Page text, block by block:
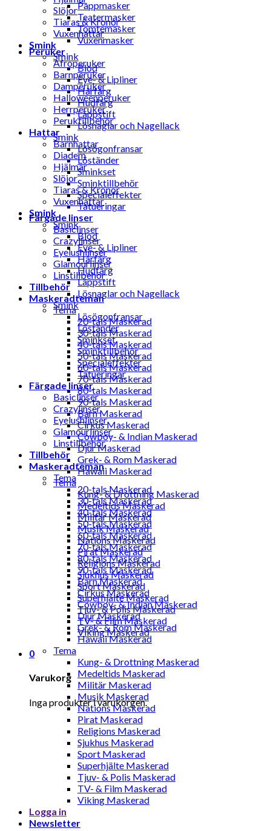
Slöjor
Tiaras & Kronor
Vuxenhattar
Smink
Smink
Blod
Eye- & Lipliner
Hårfärg
Hudfärg
Läppstift
Lösnaglar och Nagellack
Smink
Lösögonfransar
Löständer
Sminkset
Sminktillbehör
Specialeffekter
Tatueringar
Färgade linser
Basiclinser
Crazylinser
Eyelushlinser
Glamourlinser
Linstillbehör
Tillbehör
Maskeradteman
Tema
20-tals Maskerad
30-tals Maskerad
40-tals Maskerad
50-tals Maskerad
60-tals Maskerad
70-tals Maskerad
80-tals Maskerad
90-tals Maskerad
Barn Maskerad
Cirkus Maskerad
Cowboy- & Indian Maskerad
Djur Maskerad
Grek- & Rom Maskerad
Hawaii Maskerad
Tema
Kung- & Drottning Maskerad
Medeltids Maskerad
Militär Maskerad
Musik Maskerad
Nations Maskerad
Pirat Maskerad
Religions Maskerad
Sjukhus Maskerad
Sport Maskerad
Superhjälte Maskerad
Tjuv- & Polis Maskerad
TV- & Film Maskerad
Viking Maskerad
0
Varukorg
Inga produkter i varukorgen.
Pappmasker
Teatermasker
Tomtemasker
Vuxenmasker
Peruker
Afroperuker
Barnperuker
Damperuker
Halloweenperuker
Herrperuker
Peruktillbehör
Hattar
Barnhattar
Diadem
Hjälmar
Slöjor
Tiaras & Kronor
Vuxenhattar
Smink
Smink
Blod
Eye- & Lipliner
Hårfärg
Hudfärg
Läppstift
Lösnaglar och Nagellack
Smink
Lösögonfransar
Löständer
Sminkset
Sminktillbehör
Specialeffekter
Tatueringar
Färgade linser
Basiclinser
Crazylinser
Eyelushlinser
Glamourlinser
Linstillbehör
Tillbehör
Maskeradteman
Tema
20-tals Maskerad
30-tals Maskerad
40-tals Maskerad
50-tals Maskerad
60-tals Maskerad
70-tals Maskerad
80-tals Maskerad
90-tals Maskerad
Barn Maskerad
Cirkus Maskerad
Cowboy- & Indian Maskerad
Djur Maskerad
Grek- & Rom Maskerad
Hawaii Maskerad
Tema
Kung- & Drottning Maskerad
Medeltids Maskerad
Militär Maskerad
Musik Maskerad
Nations Maskerad
Pirat Maskerad
Religions Maskerad
Sjukhus Maskerad
Sport Maskerad
Superhjälte Maskerad
Tjuv- & Polis Maskerad
TV- & Film Maskerad
Viking Maskerad
Logga in
Newsletter